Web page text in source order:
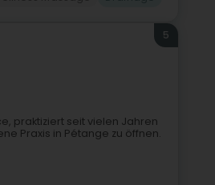
5
praktiziert seit vielen Jahren
Praxis in Pétange zu öffnen.